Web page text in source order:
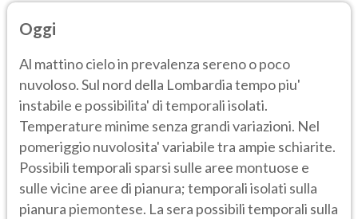
Oggi
Al mattino cielo in prevalenza sereno o poco
nuvoloso. Sul nord della Lombardia tempo piu'
instabile e possibilita' di temporali isolati.
Temperature minime senza grandi variazioni. Nel
pomeriggio nuvolosita' variabile tra ampie schiarite.
Possibili temporali sparsi sulle aree montuose e
sulle vicine aree di pianura; temporali isolati sulla
pianura piemontese. La sera possibili temporali sulla